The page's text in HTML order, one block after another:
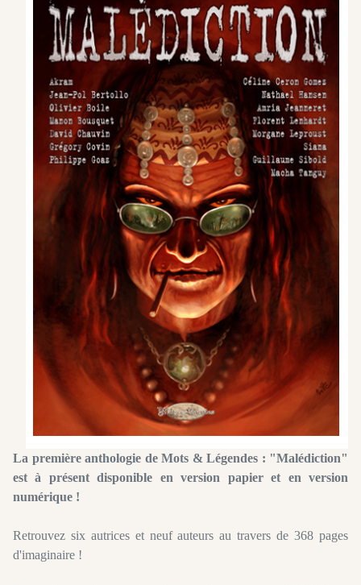
La première anthologie de Mots & Légendes : "Malédiction"
est à présent disponible en version papier et en version
numérique !
Retrouvez six autrices et neuf auteurs au travers de 368 pages
d'imaginaire !